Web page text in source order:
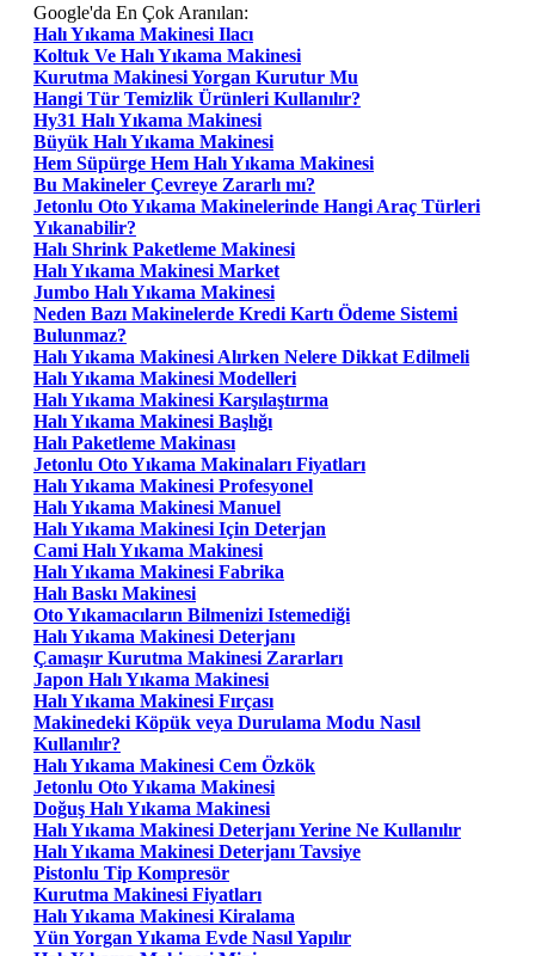
Google'da En Çok Aranılan:
Halı Yıkama Makinesi Ilacı
Koltuk Ve Halı Yıkama Makinesi
Kurutma Makinesi Yorgan Kurutur Mu
Hangi Tür Temizlik Ürünleri Kullanılır?
Hy31 Halı Yıkama Makinesi
Büyük Halı Yıkama Makinesi
Hem Süpürge Hem Halı Yıkama Makinesi
Bu Makineler Çevreye Zararlı mı?
Jetonlu Oto Yıkama Makinelerinde Hangi Araç Türleri
Yıkanabilir?
Halı Shrink Paketleme Makinesi
Halı Yıkama Makinesi Market
Jumbo Halı Yıkama Makinesi
Neden Bazı Makinelerde Kredi Kartı Ödeme Sistemi
Bulunmaz?
Halı Yıkama Makinesi Alırken Nelere Dikkat Edilmeli
Halı Yıkama Makinesi Modelleri
Halı Yıkama Makinesi Karşılaştırma
Halı Yıkama Makinesi Başlığı
Halı Paketleme Makinası
Jetonlu Oto Yıkama Makinaları Fiyatları
Halı Yıkama Makinesi Profesyonel
Halı Yıkama Makinesi Manuel
Halı Yıkama Makinesi Için Deterjan
Cami Halı Yıkama Makinesi
Halı Yıkama Makinesi Fabrika
Halı Baskı Makinesi
Oto Yıkamacıların Bilmenizi Istemediği
Halı Yıkama Makinesi Deterjanı
Çamaşır Kurutma Makinesi Zararları
Japon Halı Yıkama Makinesi
Halı Yıkama Makinesi Fırçası
Makinedeki Köpük veya Durulama Modu Nasıl
Kullanılır?
Halı Yıkama Makinesi Cem Özkök
Jetonlu Oto Yıkama Makinesi
Doğuş Halı Yıkama Makinesi
Halı Yıkama Makinesi Deterjanı Yerine Ne Kullanılır
Halı Yıkama Makinesi Deterjanı Tavsiye
Pistonlu Tip Kompresör
Kurutma Makinesi Fiyatları
Halı Yıkama Makinesi Kiralama
Yün Yorgan Yıkama Evde Nasıl Yapılır